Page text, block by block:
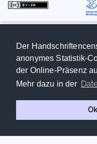
Der
anonymes Statistik-
der Online-Präsenz
Mehr dazu in der